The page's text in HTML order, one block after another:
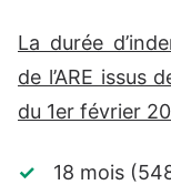
La durée
de l’ARE issus
du 1er février
18 mois